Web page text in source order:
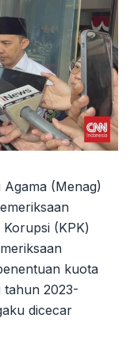
(Menag)
(KPK)
kuota
tahun 2023-
dicecar